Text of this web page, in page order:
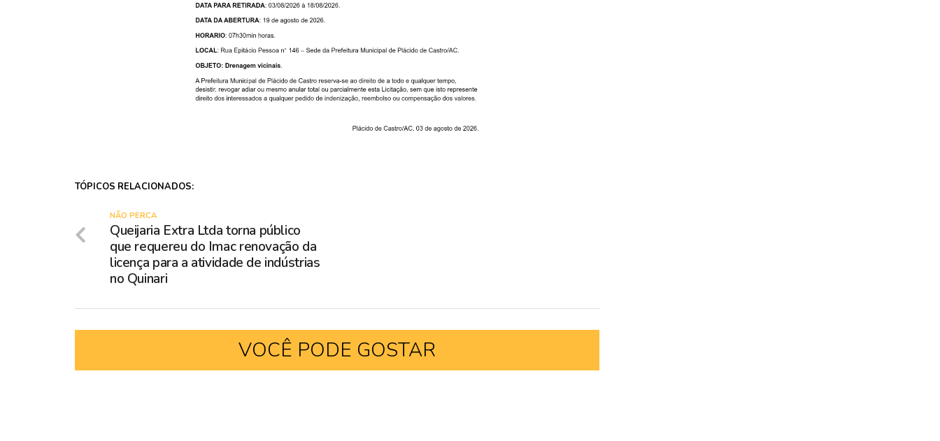
TÓPICOS RELACIONADOS:
NÃO PERCA
Queijaria Extra Ltda torna público
que requereu do Imac renovação da
licença para a atividade de indústrias
no Quinari
VOCÊ PODE GOSTAR